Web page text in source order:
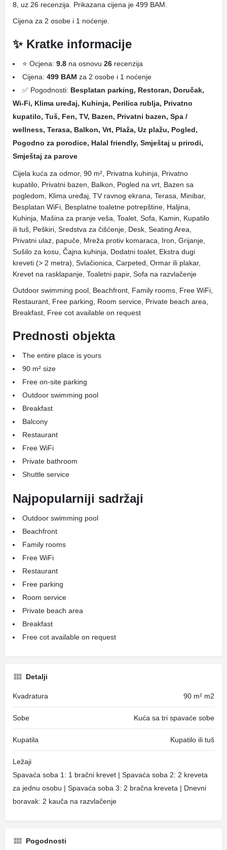
8, uz 26 recenzija. Prikazana cijena je 499 BAM.
Cijena za 2 osobe i 1 noćenje.
✨ Kratke informacije
⭐ Ocjena: 9.8 na osnovu 26 recenzija
Cijena: 499 BAM za 2 osobe i 1 noćenje
✅ Pogodnosti: Besplatan parking, Restoran, Doručak,
Wi-Fi, Klima uređaj, Kuhinja, Perilica rublja, Privatno
kupatilo, Tuš, Fen, TV, Bazen, Privatni bazen, Spa /
wellness, Terasa, Balkon, Vrt, Plaža, Uz plažu, Pogled,
Pogodno za porodice, Halal friendly, Smještaj u prirodi,
Smještaj za parove
Cijela kuća za odmor, 90 m², Privatna kuhinja, Privatno
kupatilo, Privatni bazen, Balkon, Pogled na vrt, Bazen sa
pogledom, Klima uređaj, TV ravnog ekrana, Terasa, Minibar,
Besplatan WiFi, Besplatne toaletne potrepštine, Haljina,
Kuhinja, Mašina za pranje veša, Toalet, Sofa, Kamin, Kupatilo
ili tuš, Peškiri, Sredstva za čišćenje, Desk, Seating Area,
Privatni ulaz, papuče, Mreža protiv komaraca, Iron, Grijanje,
Sušilo za kosu, Čajna kuhinja, Dodatni toalet, Ekstra dugi
kreveti (> 2 metra), Svlačionica, Carpeted, Ormar ili plakar,
Krevet na rasklapanje, Toaletni papir, Sofa na razvlačenje
Outdoor swimming pool, Beachfront, Family rooms, Free WiFi,
Restaurant, Free parking, Room service, Private beach area,
Breakfast, Free cot available on request
Prednosti objekta
The entire place is yours
90 m² size
Free on-site parking
Outdoor swimming pool
Breakfast
Balcony
Restaurant
Free WiFi
Private bathroom
Shuttle service
Najpopularniji sadržaji
Outdoor swimming pool
Beachfront
Family rooms
Free WiFi
Restaurant
Free parking
Room service
Private beach area
Breakfast
Free cot available on request
Detalji
Kvadratura 90 m² m2
Sobe Kuća sa tri spavaće sobe
Kupatila Kupatilo ili tuš
Ležaji
Spavaća soba 1: 1 bračni krevet | Spavaća soba 2: 2 kreveta
za jednu osobu | Spavaća soba 3: 2 bračna kreveta | Dnevni
boravak: 2 kauča na razvlačenje
Pogodnosti